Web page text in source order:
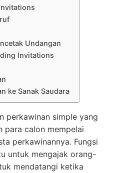
Undangan
Invitations
ke Sanak Saudara
perkawinan simple yang
para calon mempelai
perkawinannya. Fungsi
untuk mengajak orang-
mendatangi ketika